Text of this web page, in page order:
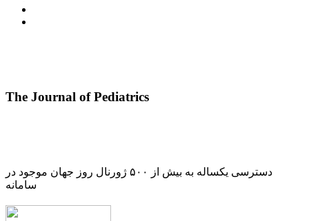
The Journal of Pediatrics
دسترسی یکساله به بیش از ۵۰۰ ژورنال روز جهان موجود در
سامانه